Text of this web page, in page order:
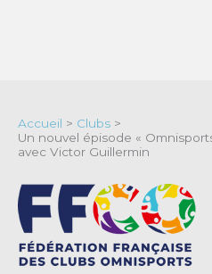
Accueil > Clubs >
Un nouvel épisode «
avec Victor Guillermin